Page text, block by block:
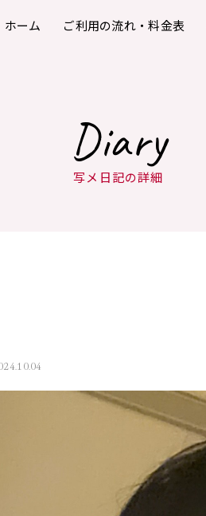
ホーム ご利用の流れ・料金表
Diary
写メ日記の詳細